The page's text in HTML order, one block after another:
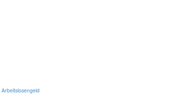
Arbeitslosengeld